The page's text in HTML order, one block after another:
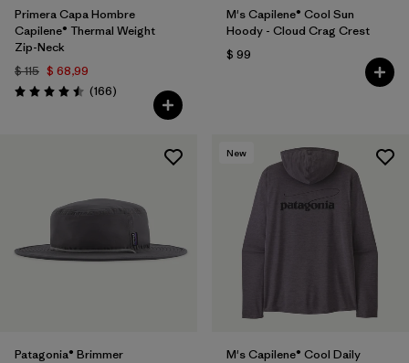
Primera Capa Hombre
Capilene® Thermal Weight
Zip-Neck
$ 115 $ 68,99
Valoración: 4.5 / 5
(166Comentarios
)
M's Capilene® Cool Sun
Hoody - Cloud Crag Crest
$ 99
Patagonia® Brimmer
New
M's Capilene® Cool Daily